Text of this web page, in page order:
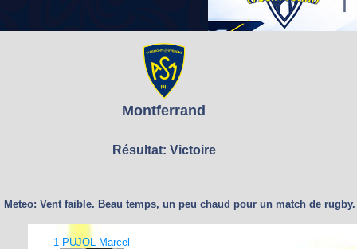
Montferrand
Résultat: Victoire
Meteo: Vent faible. Beau temps, un peu chaud pour un match de rugby.
1-PUJOL Marcel